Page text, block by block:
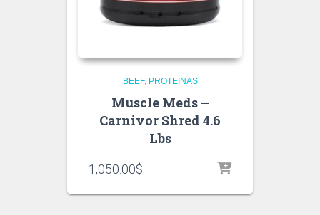
BEEF PROTEINAS
Muscle Meds –
Carnivor Shred 4.6
Lbs
1,050.00$